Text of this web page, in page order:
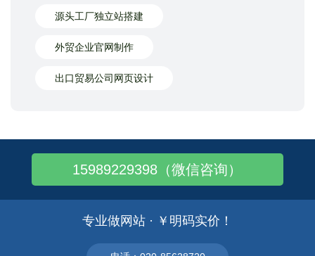
源头工厂独立站搭建
外贸企业官网制作
出口贸易公司网页设计
15989229398（微信咨询）
专业做网站 · ￥明码实价！